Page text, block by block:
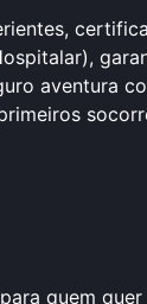
aventura
quem